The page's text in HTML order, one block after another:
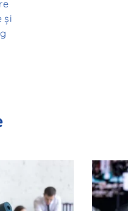
și